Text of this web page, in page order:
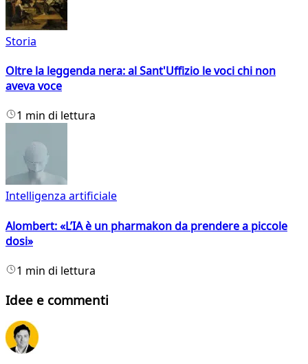
Storia
Oltre la leggenda nera: al Sant'Uffizio le voci chi non
aveva voce
1 min di lettura
Intelligenza artificiale
Alombert: «L’IA è un pharmakon da prendere a piccole
dosi»
1 min di lettura
Idee e commenti